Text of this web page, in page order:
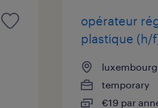
opérateur
plastique (h/
temporary
€19 par